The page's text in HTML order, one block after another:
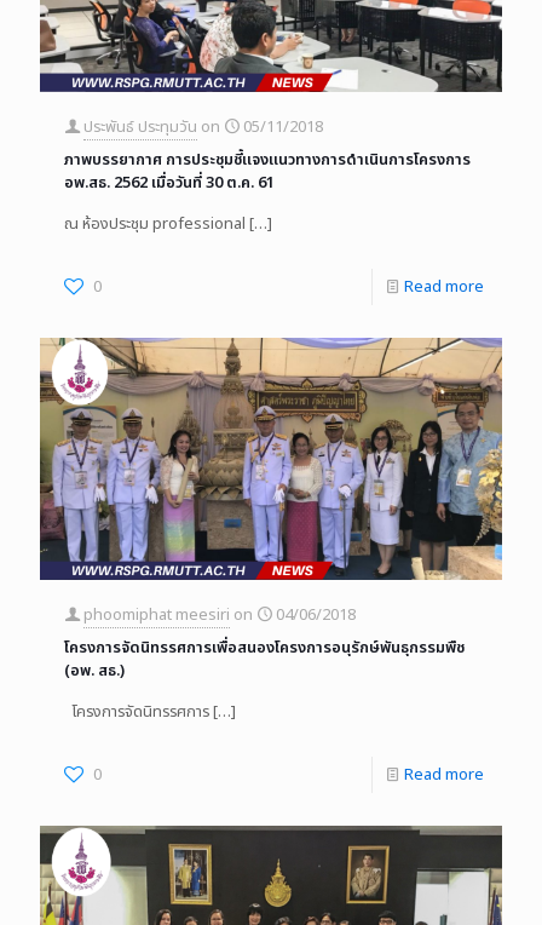
ประพันธ์ ประทุมวัน on
05/11/2018
ภาพบรรยากาศ การประชุมชี้แจงแนวทางการดำเนินการโครงการ
อพ.สธ. 2562 เมื่อวันที่ 30 ต.ค. 61
ณ ห้องประชุม professional […]
0 Read more
phoomiphat meesiri on
04/06/2018
โครงการจัดนิทรรศการเพื่อสนองโครงการอนุรักษ์พันธุกรรมพืช
(อพ. สธ.)
โครงการจัดนิทรรศการ[…]
0 Read more